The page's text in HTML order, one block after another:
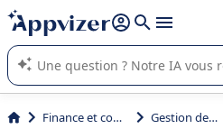
répondre (plusieurs lignes avec
L'IA de Appvizer vous guide dans
logiciel SaaS en entreprise.
Finance et comptabilité Gestion de budget